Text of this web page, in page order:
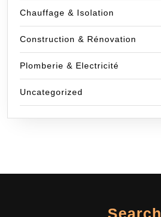
Chauffage & Isolation
Construction & Rénovation
Plomberie & Electricité
Uncategorized
Search